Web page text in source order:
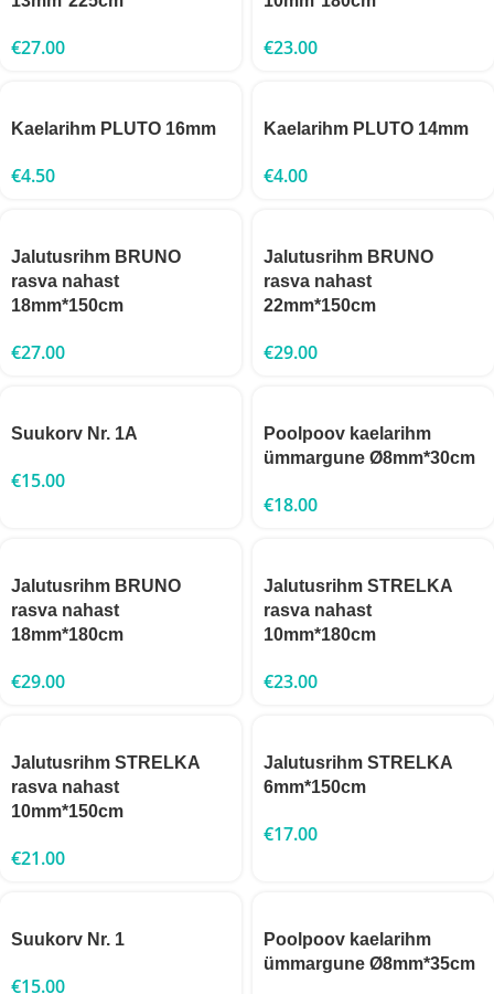
€27.00 €23.00
Kaelarihm PLUTO 16mm
€4.50
Kaelarihm PLUTO 14mm
€4.00
Jalutusrihm BRUNO
rasva nahast
18mm*150cm
€27.00
Jalutusrihm BRUNO
rasva nahast
22mm*150cm
€29.00
Suukorv Nr. 1A
€15.00
Poolpoov kaelarihm
ümmargune Ø8mm*30cm
€18.00
Jalutusrihm BRUNO
rasva nahast
18mm*180cm
€29.00
Jalutusrihm STRELKA
rasva nahast
10mm*180cm
€23.00
Jalutusrihm STRELKA
rasva nahast
10mm*150cm
€21.00
Jalutusrihm STRELKA
6mm*150cm
€17.00
Suukorv Nr. 1
€15.00
Poolpoov kaelarihm
ümmargune Ø8mm*35cm